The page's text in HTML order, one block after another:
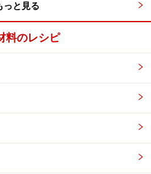
を入れて煮立たせます。（以
っと見る
料のレシピ